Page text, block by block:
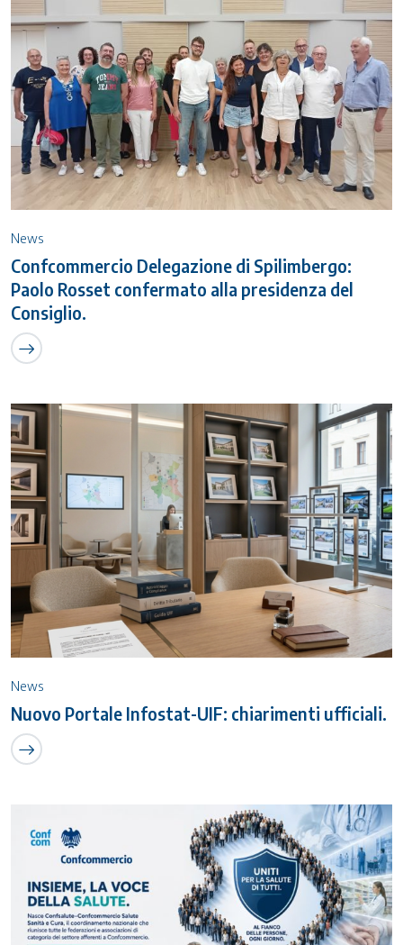
News
Confcommercio Delegazione di Spilimbergo:
Paolo Rosset confermato alla presidenza del
Consiglio.
News
Nuovo Portale Infostat-UIF: chiarimenti ufficiali.